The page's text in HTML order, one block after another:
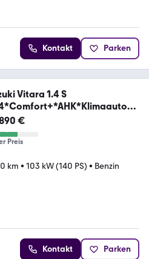
Kontakt Parken
Vitara 1.4 S
€
Preis
km • 103 kW (140 PS) • Benzin
Kontakt Parken